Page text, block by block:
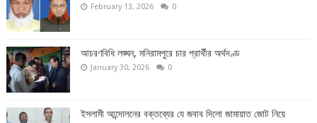
February 13, 2026 0
আচরণবিধি লঙ্ঘন, মনিরামপুরে চার প্রার্থীর অর্থদণ্ড
January 30, 2026 0
ইসলামী আন্দোলনের বক্তব্যের যে জবাব দিলো জামায়াত জোট নিয়ে